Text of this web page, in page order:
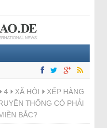
4 XÃ HỘI
XẾP HÀNG
THỐNG CÓ PHẢI
BẮC?